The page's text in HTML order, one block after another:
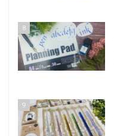
8
9